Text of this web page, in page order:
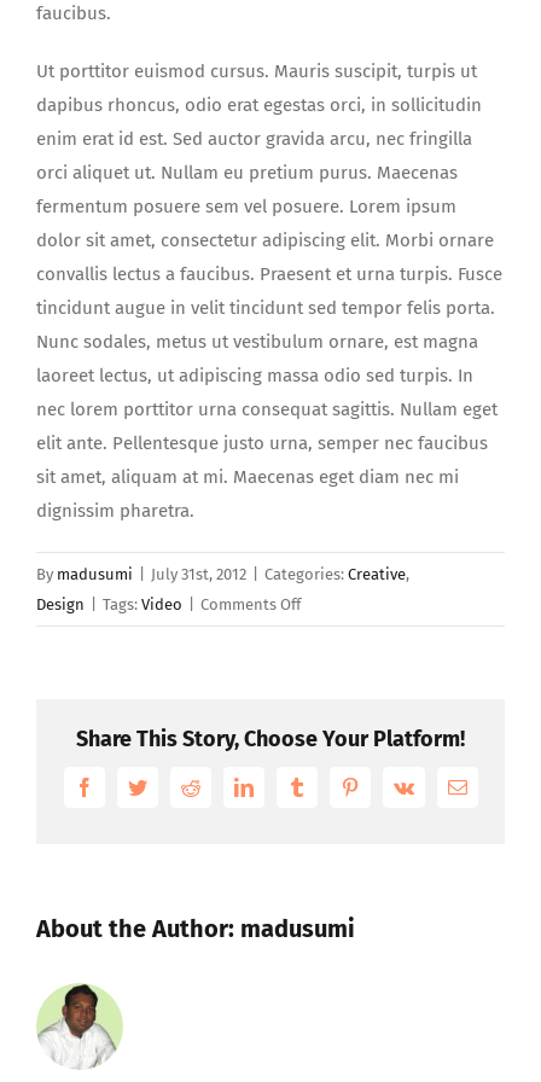
faucibus.
Ut porttitor euismod cursus. Mauris suscipit, turpis ut
dapibus rhoncus, odio erat egestas orci, in sollicitudin
enim erat id est. Sed auctor gravida arcu, nec fringilla
orci aliquet ut. Nullam eu pretium purus. Maecenas
fermentum posuere sem vel posuere. Lorem ipsum
dolor sit amet, consectetur adipiscing elit. Morbi ornare
convallis lectus a faucibus. Praesent et urna turpis. Fusce
tincidunt augue in velit tincidunt sed tempor felis porta.
Nunc sodales, metus ut vestibulum ornare, est magna
laoreet lectus, ut adipiscing massa odio sed turpis. In
nec lorem porttitor urna consequat sagittis. Nullam eget
elit ante. Pellentesque justo urna, semper nec faucibus
sit amet, aliquam at mi. Maecenas eget diam nec mi
dignissim pharetra.
By madusumi July 31st, 2012 Categories: Creative,
Design
Tags: Video Comments Offon
Praesent
Share This Story, Choose Your Platform!
FacebookTwitterRedditLinkedInTumblrPinterestVk Email
About the Author: madusumi